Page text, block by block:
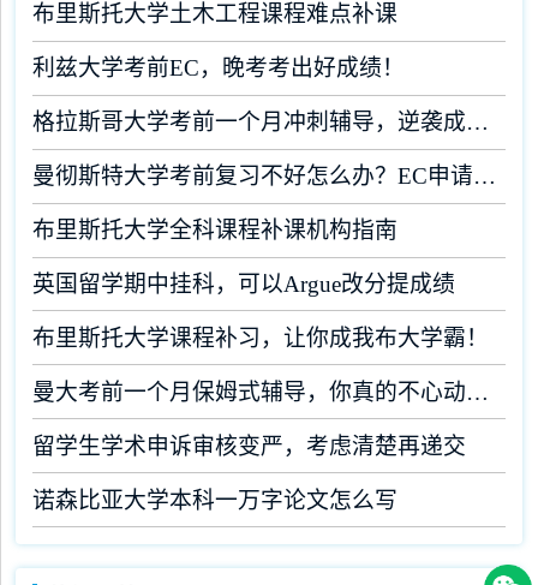
布里斯托大学土木工程课程难点补课
利兹大学考前EC，晚考考出好成绩！
格拉斯哥大学考前一个月冲刺辅导，逆袭成为学霸！
曼彻斯特大学考前复习不好怎么办？EC申请了解一下！
布里斯托大学全科课程补课机构指南
英国留学期中挂科，可以Argue改分提成绩
布里斯托大学课程补习，让你成我布大学霸！
曼大考前一个月保姆式辅导，你真的不心动吗？
留学生学术申诉审核变严，考虑清楚再递交
诺森比亚大学本科一万字论文怎么写